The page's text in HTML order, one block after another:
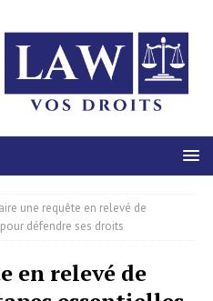
une requête en relevé de
défendre ses droits
en relevé de